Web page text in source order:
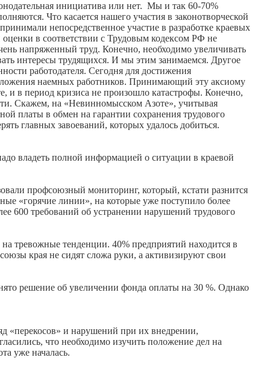
инициатива или нет. Мы и так 60-70%
Что касается нашего участия в законотворческой
непосредственное участие в разработке краевых
оценки в соответствии с Трудовым кодексом РФ не
напряженный труд. Конечно, необходимо увеличивать
интересы трудящихся. И мы этим занимаемся. Другое
работодателя. Сегодня для достижения
наемных работников. Принимающий эту аксиому
и в период кризиса не произошло катастрофы. Конечно,
Скажем, на «Невинномысском Азоте», учитывая
платы в обмен на гарантии сохранения трудового
главных завоеваний, которых удалось добиться.
владеть полной информацией о ситуации в краевой
профсоюзный мониторинг, который, кстати разнится
«горячие линии», на которые уже поступило более
600 требований об устранении нарушений трудового
тревожные тенденции. 40% предприятий находится в
края не сидят сложа руки, а активизируют свои
решение об увеличении фонда оплаты на 30 %. Однако
«перекосов» и нарушений при их внедрении,
что необходимо изучить положение дел на
уже началась.